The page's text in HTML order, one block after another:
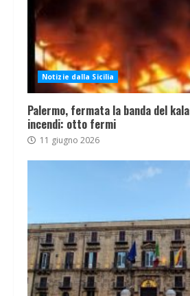
Notizie dalla Sicilia
Palermo, fermata la banda del
incendi: otto fermi
11 giugno 2026